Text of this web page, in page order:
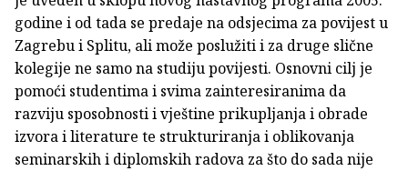
godine i od tada se predaje na odsjecima za povijest u
Zagrebu i Splitu, ali može poslužiti i za druge slične
kolegije ne samo na studiju povijesti. Osnovni cilj je
pomoći studentima i svima zainteresiranima da
razviju sposobnosti i vještine prikupljanja i obrade
izvora i literature te strukturiranja i oblikovanja
seminarskih i diplomskih radova za što do sada nije